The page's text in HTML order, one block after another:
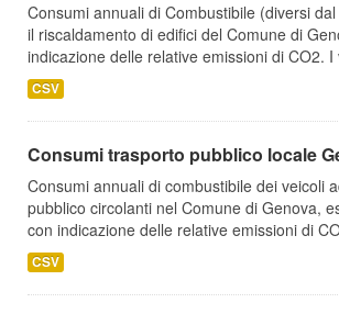
Consumi annuali di Combustibile (diversi
il riscaldamento di edifici del Comune di
indicazione delle relative emissioni di CO2. I
CSV
Consumi trasporto pubblico locale
Consumi annuali di combustibile dei veicoli
pubblico circolanti nel Comune di Genova,
con indicazione delle relative emissioni di
CSV